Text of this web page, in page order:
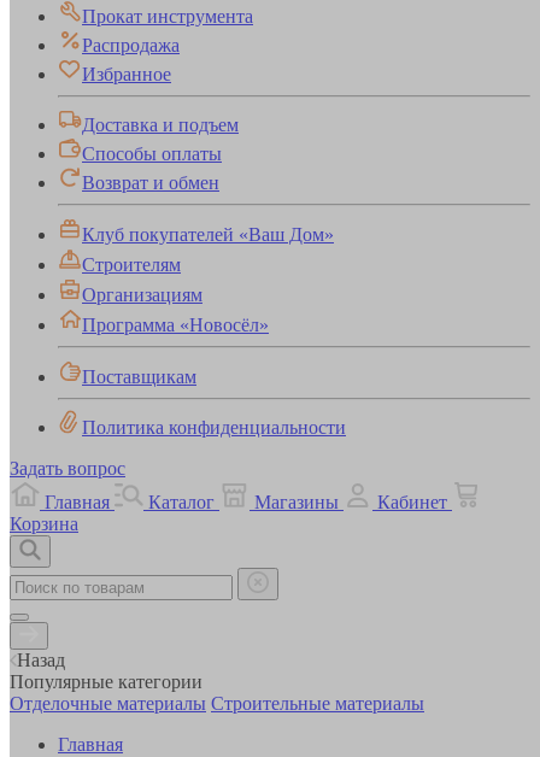
Прокат инструмента
Распродажа
Избранное
Доставка и подъем
Способы оплаты
Возврат и обмен
Клуб покупателей «Ваш Дом»
Строителям
Организациям
Программа «Новосёл»
Поставщикам
Политика конфиденциальности
Задать вопрос
Главная
Каталог Магазины
Кабинет
Корзина
Назад
Популярные категории
Отделочные материалы Строительные материалы
Главная